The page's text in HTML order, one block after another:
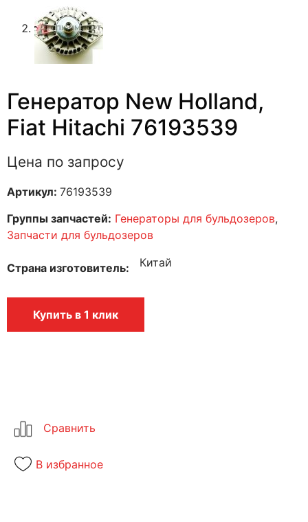
Генератор New Holland,
Fiat Hitachi 76193539
Цена по запросу
Артикул: 76193539
Группы запчастей: Генераторы для бульдозеров,
Запчасти для бульдозеров
Страна изготовитель Китай
Купить в 1 клик
В избранное